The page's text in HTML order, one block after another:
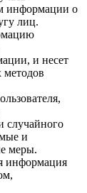
информации о
лиц.
и несет
методов
случайного
и
меры.
информация